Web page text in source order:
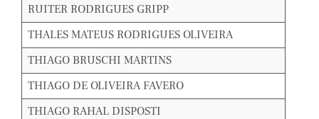
RUITER RODRIGUES GRIPP
THALES MATEUS RODRIGUES OLIVEIRA
THIAGO BRUSCHI MARTINS
THIAGO DE OLIVEIRA FAVERO
THIAGO RAHAL DISPOSTI